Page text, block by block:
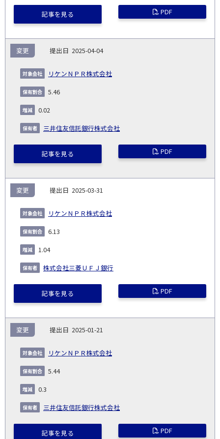
記事を見る PDF
2025-04-04
リケンＮＰＲ株式会社
変更
5.46
0.02
三井住友信託銀行株式会社
記事を見る PDF
2025-03-31
リケンＮＰＲ株式会社
変更
6.13
1.04
株式会社三菱ＵＦＪ銀行
記事を見る PDF
2025-01-21
リケンＮＰＲ株式会社
変更
5.44
0.3
三井住友信託銀行株式会社
記事を見る PDF